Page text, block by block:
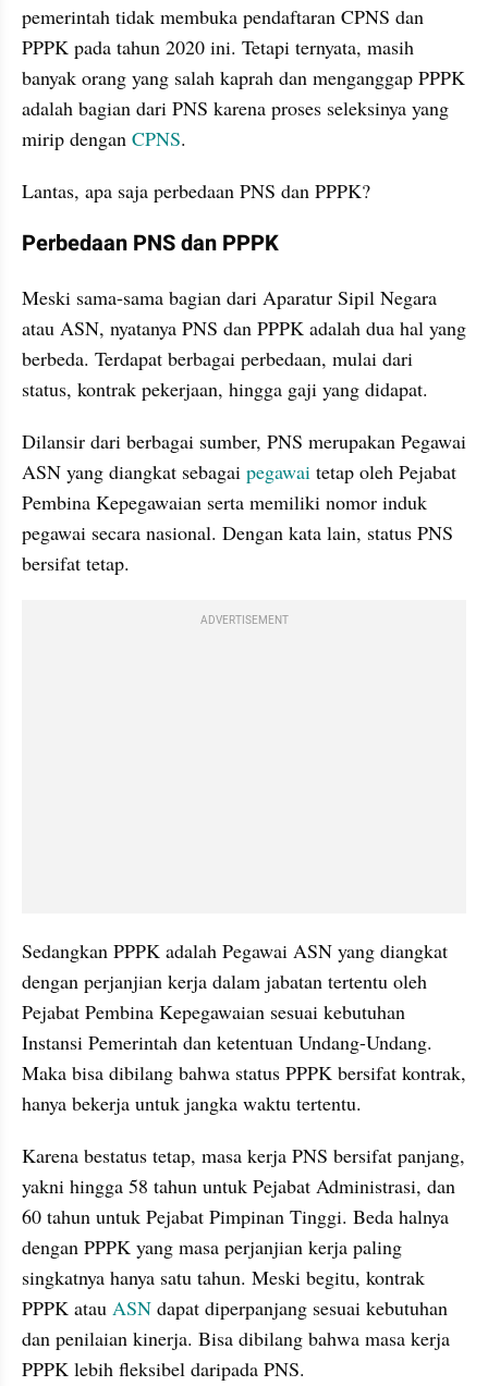
pemerintah tidak membuka pendaftaran CPNS dan
PPPK pada tahun 2020 ini. Tetapi ternyata, masih
banyak orang yang salah kaprah dan menganggap PPPK
adalah bagian dari PNS karena proses seleksinya yang
mirip dengan CPNS.
Lantas, apa saja perbedaan PNS dan PPPK?
Perbedaan PNS dan PPPK
Meski sama-sama bagian dari Aparatur Sipil Negara
atau ASN, nyatanya PNS dan PPPK adalah dua hal yang
berbeda. Terdapat berbagai perbedaan, mulai dari
status, kontrak pekerjaan, hingga gaji yang didapat.
Dilansir dari berbagai sumber, PNS merupakan Pegawai
ASN yang diangkat sebagai pegawai tetap oleh Pejabat
Pembina Kepegawaian serta memiliki nomor induk
pegawai secara nasional. Dengan kata lain, status PNS
bersifat tetap.
ADVERTISEMENT
Sedangkan PPPK adalah Pegawai ASN yang diangkat
dengan perjanjian kerja dalam jabatan tertentu oleh
Pejabat Pembina Kepegawaian sesuai kebutuhan
Instansi Pemerintah dan ketentuan Undang-Undang.
Maka bisa dibilang bahwa status PPPK bersifat kontrak,
hanya bekerja untuk jangka waktu tertentu.
Karena bestatus tetap, masa kerja PNS bersifat panjang,
yakni hingga 58 tahun untuk Pejabat Administrasi, dan
60 tahun untuk Pejabat Pimpinan Tinggi. Beda halnya
dengan PPPK yang masa perjanjian kerja paling
singkatnya hanya satu tahun. Meski begitu, kontrak
PPPK atau ASN dapat diperpanjang sesuai kebutuhan
dan penilaian kinerja. Bisa dibilang bahwa masa kerja
PPPK lebih fleksibel daripada PNS.